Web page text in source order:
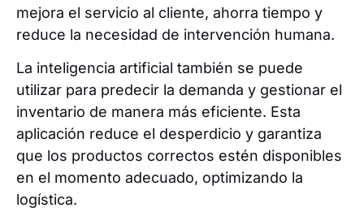
mejora el servicio al cliente, ahorra tiempo y
reduce la necesidad de intervención humana.
La inteligencia artificial también se puede
utilizar para predecir la demanda y gestionar el
inventario de manera más eficiente. Esta
aplicación reduce el desperdicio y garantiza
que los productos correctos estén disponibles
en el momento adecuado, optimizando la
logística.